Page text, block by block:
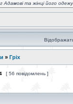
Адамові та жінці його
» Гріх
[ 56 повідомлень ]